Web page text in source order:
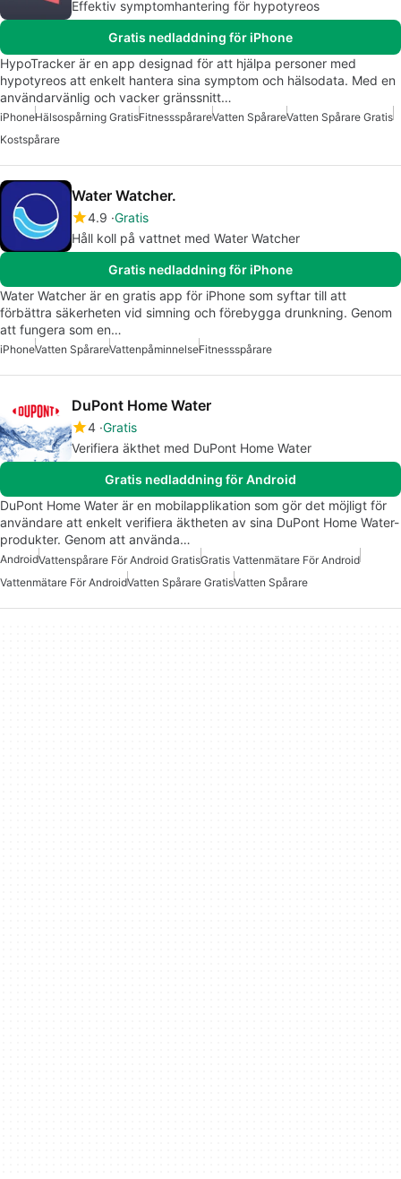
Effektiv symptomhantering för hypotyreos
Gratis nedladdning för iPhone
HypoTracker är en app designad för att hjälpa personer med
hypotyreos att enkelt hantera sina symptom och hälsodata. Med en
användarvänlig och vacker gränssnitt…
iPhoneHälsospårning GratisFitnessspårareVatten SpårareVatten Spårare Gratis
Kostspårare
Water Watcher.
4.9 Gratis
Håll koll på vattnet med Water Watcher
Gratis nedladdning för iPhone
Water Watcher är en gratis app för iPhone som syftar till att
förbättra säkerheten vid simning och förebygga drunkning. Genom
att fungera som en…
iPhoneVatten SpårareVattenpåminnelseFitnessspårare
DuPont Home Water
4 Gratis
Verifiera äkthet med DuPont Home Water
Gratis nedladdning för Android
DuPont Home Water är en mobilapplikation som gör det möjligt för
användare att enkelt verifiera äktheten av sina DuPont Home Water-
produkter. Genom att använda…
AndroidVattenspårare För Android GratisGratis Vattenmätare För Android
Vattenmätare För AndroidVatten Spårare GratisVatten Spårare